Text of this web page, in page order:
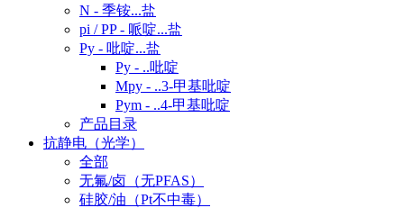
N - 季铵...盐
pi / PP - 哌啶...盐
Py - 吡啶...盐
Py - ..吡啶
Mpy - ..3-甲基吡啶
Pym - ..4-甲基吡啶
产品目录
抗静电（光学）
全部
无氟/卤（无PFAS）
硅胶/油（Pt不中毒）